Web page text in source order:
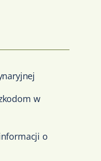
w
o